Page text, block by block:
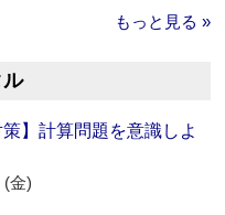
もっと見る »
策】計算問題を意識しよ
(金)